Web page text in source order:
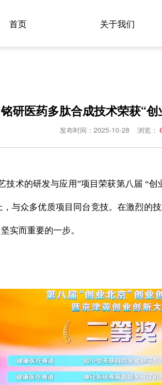
首页 关于我们
铭研医药多肽合成技术荣获“
发布时间：2025-10-28 浏览：
术的研发与应用”项目荣获第八届 “创
与众多优质项目同台竞技。在激烈的
实而重要的一步。